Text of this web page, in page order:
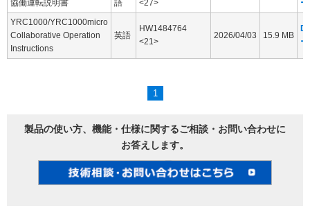
協働運転説明書
語
<27>
YRC1000/YRC1000micro
Collaborative Operation
Instructions
英語
HW1484764
<21>
2026/04/03 15.9 MB
1
製品の使い方、機能・仕様に関するご相談・お問い合わせに
お答えします。